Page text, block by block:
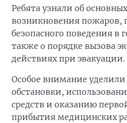
Ребята узнали об
возникновения пожаров,
безопасного поведения в
также о порядке вызова
действиях при эвакуации.
Особое внимание
обстановки,
средств и оказанию
прибытия медицинских